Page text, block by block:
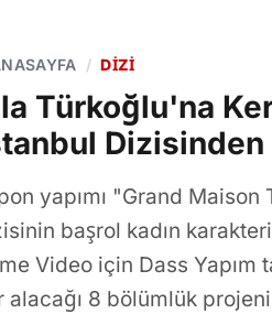
/ DIZI
Türkoğlu'na
Dizisinden
yapımı "Grand
başrol kadın
Video için Dass Yapım
alacağı 8 bölümlük